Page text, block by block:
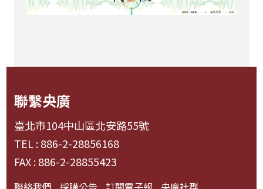
聯繫央廣
臺北市104中山區北安路55號
TEL : 886-2-28856168
FAX : 886-2-28855423